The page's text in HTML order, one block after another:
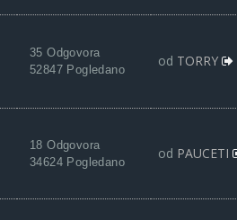
35 Odgovora
52847 Pogledano
od TORRY
18 Odgovora
34624 Pogledano
od PAUCETI